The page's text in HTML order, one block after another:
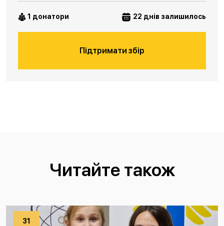
1 донатори 22 днів залишилось
Підтримати збір
Читайте також
31